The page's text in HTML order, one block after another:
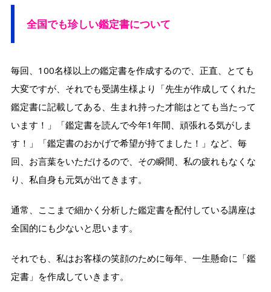
全国でも珍しい鑑定書について
毎回、100名様以上の鑑定書を作成するので、正直、とても
大変ですが、それでも受講生様より「先生が作成してくれた
鑑定書に記載してある、生まれ持った才能はとても当たって
います！」「鑑定書を読んで今年1年間、頑張れる気がしま
す！」「鑑定書のおかげで希望が持てました！」など、毎
回、お言葉をいただけるので、その瞬間、私の疲れもなくな
り、私自身も元気が出てきます。
通常、ここまで細かく分析した鑑定書を配付している講座は
全国的にも少ないと思います。
それでも、私はお客様の笑顔のために毎年、一生懸命に「鑑
定書」を作成していきます。